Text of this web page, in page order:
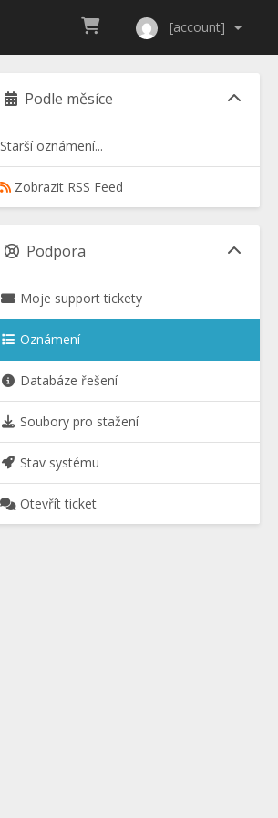
[account]
Podle měsíce
Starší oznámení...
Zobrazit RSS Feed
Podpora
Moje support tickety
Oznámení
Databáze řešení
Soubory pro stažení
Stav systému
Otevřít ticket